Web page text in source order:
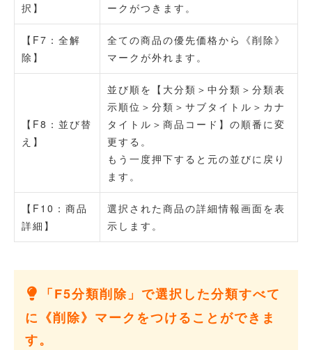
択】
ークがつきます。
【F7：全解
除】
全ての商品の優先価格から《削除》
マークが外れます。
【F8：並び替
え】
並び順を【大分類＞中分類＞分類表
示順位＞分類＞サブタイトル＞カナ
タイトル＞商品コード】の順番に変
更する。
もう一度押下すると元の並びに戻り
ます。
【F10：商品
詳細】
選択された商品の詳細情報画面を表
示します。
「F5分類削除」で選択した分類すべて
に《削除》マークをつけることができま
す。